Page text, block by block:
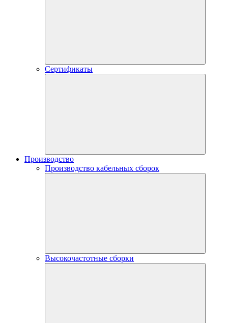
Сертификаты
Производство
Производство кабельных сборок
Высокочастотные сборки